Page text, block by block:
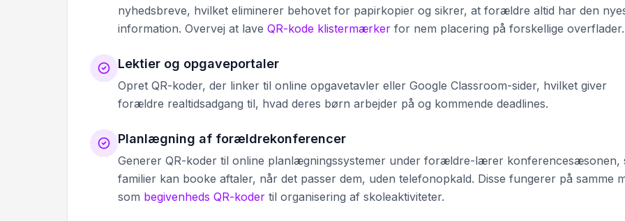
nyhedsbreve, hvilket eliminerer behovet for papirkopier og sikrer, at forældre altid har den
information. Overvej at lave QR-kode klistermærker for nem placering på forskellige overflader.
Lektier og opgaveportaler
Opret QR-koder, der linker til online opgavetavler eller Google Classroom-sider, hvilket giver
forældre realtidsadgang til, hvad deres børn arbejder på og kommende deadlines.
Planlægning af forældrekonferencer
Generer QR-koder til online planlægningssystemer under forældre-lærer konferencesæsonen,
familier kan booke aftaler, når det passer dem, uden telefonopkald. Disse fungerer på samme
som begivenheds QR-koder til organisering af skoleaktiviteter.